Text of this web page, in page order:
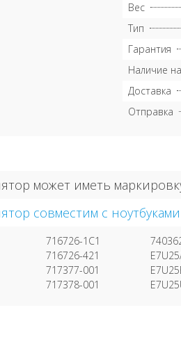
Вес
Тип
Гарантия
Наличие
Доставка
Отправка
может иметь
совместим с ноутбуками
716726-1C1
716726-421
717377-001
717378-001